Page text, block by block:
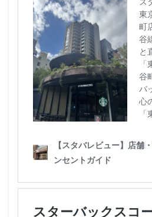
鎌倉駅 閉店 関内
限定店舗 難波駅
霞が関ビルディング 霞ヶ関
青梅 青梅インター 青葉
順天堂医院 順天堂大学
馬車道 駅ナカ 駅ビル
駅近カフェ 駒澤大学 高
高級住宅街 高輪ゲートウェイ
高速道路
鶴見 鶴見駅 鹿嶋市